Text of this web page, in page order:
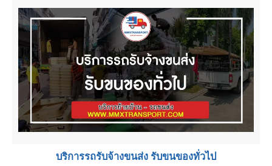
บริการรถรับจ้างขนส่ง รับขนของทั่วไป